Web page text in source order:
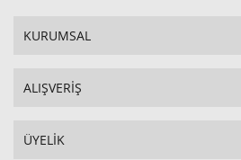
KURUMSAL
ALIŞVERİŞ
ÜYELİK